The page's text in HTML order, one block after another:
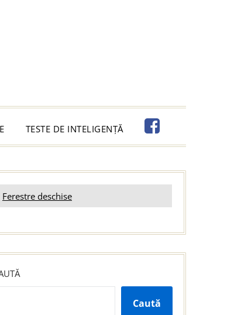
TESTE DE INTELIGENȚĂ
Ferestre deschise
Caută